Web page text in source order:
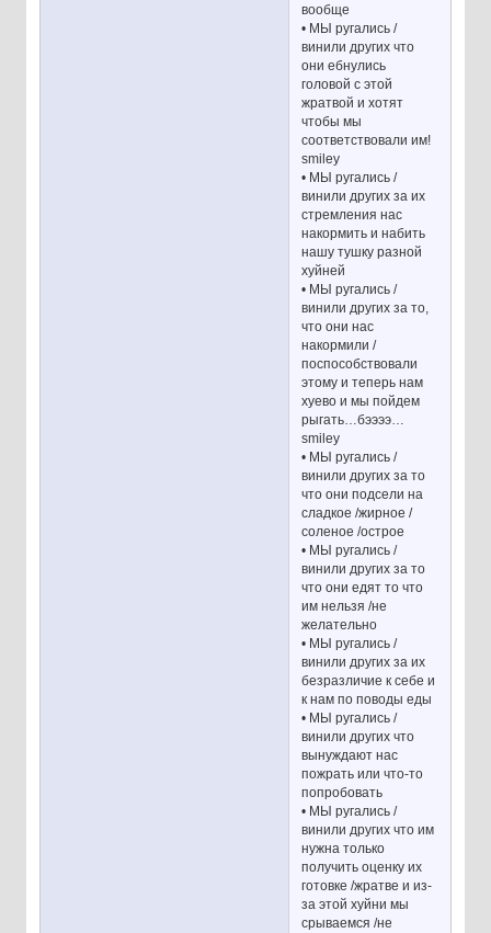
вообще
• МЫ ругались /
винили других что
они ебнулись
головой с этой
жратвой и хотят
чтобы мы
соответствовали им!
smiley
• МЫ ругались /
винили других за их
стремления нас
накормить и набить
нашу тушку разной
хуйней
• МЫ ругались /
винили других за то,
что они нас
накормили /
поспособствовали
этому и теперь нам
хуево и мы пойдем
рыгать…бээээ…
smiley
• МЫ ругались /
винили других за то
что они подсели на
сладкое /жирное /
соленое /острое
• МЫ ругались /
винили других за то
что они едят то что
им нельзя /не
желательно
• МЫ ругались /
винили других за их
безразличие к себе и
к нам по поводы еды
• МЫ ругались /
винили других что
вынуждают нас
пожрать или что-то
попробовать
• МЫ ругались /
винили других что им
нужна только
получить оценку их
готовке /жратве и из-
за этой хуйни мы
срываемся /не